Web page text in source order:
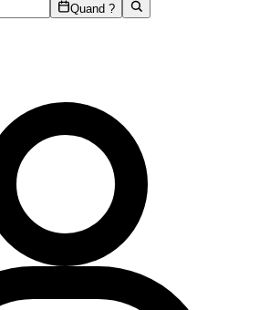
Quand ?